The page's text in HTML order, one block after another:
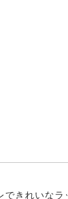
できれいな